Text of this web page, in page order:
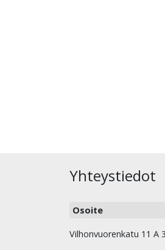
Yhteystiedot
Osoite
Vilhonvuorenkatu 11 A